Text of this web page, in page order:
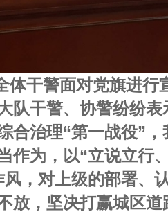
体干警面对党旗进行
队干警、协警纷纷
合治理“第一战役”
作为，以“立说立行
风，对上级的部署、
放，坚决打赢城区